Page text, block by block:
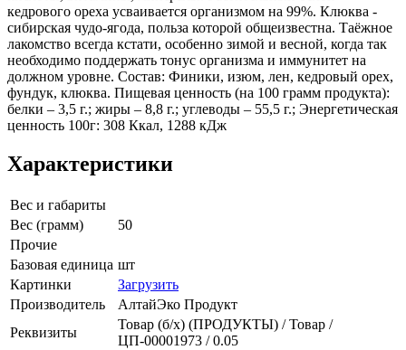
кедрового ореха усваивается организмом на 99%. Клюква -
сибирская чудо-ягода, польза которой общеизвестна. Таёжное
лакомство всегда кстати, особенно зимой и весной, когда так
необходимо поддержать тонус организма и иммунитет на
должном уровне. Состав: Финики, изюм, лен, кедровый орех,
фундук, клюква. Пищевая ценность (на 100 грамм продукта):
белки – 3,5 г.; жиры – 8,8 г.; углеводы – 55,5 г.; Энергетическая
ценность 100г: 308 Ккал, 1288 кДж
Характеристики
Вес и габариты
Вес (грамм)
50
Прочие
Базовая единица шт
Картинки
Загрузить
Производитель
АлтайЭко Продукт
Реквизиты
Товар (б/х) (ПРОДУКТЫ) / Товар /
ЦП-00001973 / 0.05